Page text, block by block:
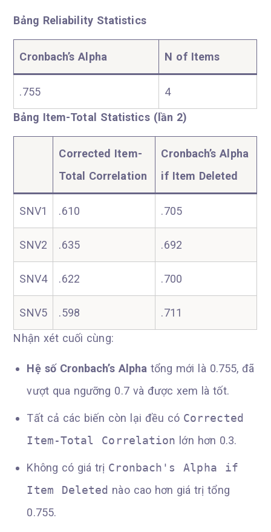
Bảng Reliability Statistics
Cronbach’s Alpha N of Items
.755
4
Bảng Item-Total Statistics (lần 2)
Corrected Item-
Total Correlation
Cronbach’s Alpha
if Item Deleted
SNV1 .610 .705
SNV2 .635 .692
SNV4 .622 .700
SNV5 .598
.711
Nhận xét cuối cùng:
Hệ số Cronbach’s Alpha tổng mới là 0.755, đã
vượt qua ngưỡng 0.7 và được xem là tốt.
Tất cả các biến còn lại đều có Corrected
Item-Total Correlation lớn hơn 0.3.
Không có giá trị Cronbach's Alpha if
Item Deleted nào cao hơn giá trị tổng
0.755.